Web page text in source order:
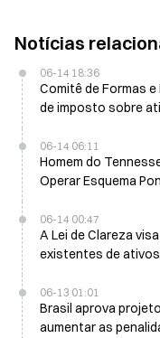
Notícias
06-14 18:36
Comitê de Formas
06-14 06:11
Homem do
Operar Esquema
06-14 00:47
A Lei de Clareza
existentes de ativos
06-13 01:01
Brasil aprova
aumentar as